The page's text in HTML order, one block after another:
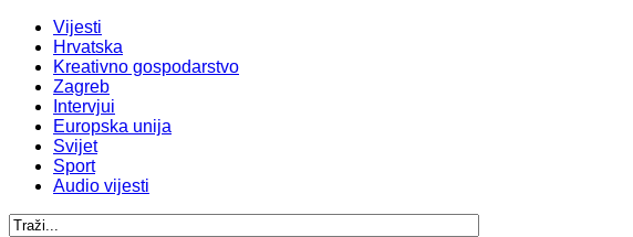
Vijesti
Hrvatska
Kreativno gospodarstvo
Zagreb
Intervjui
Europska unija
Svijet
Sport
Audio vijesti